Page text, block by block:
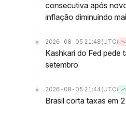
consecutiva após
inflação diminuindo
2026-08-05 21:48 (UTC)
Kashkari do Fed pede
setembro
2026-08-05 21:44 (UTC)
Brasil corta taxas em